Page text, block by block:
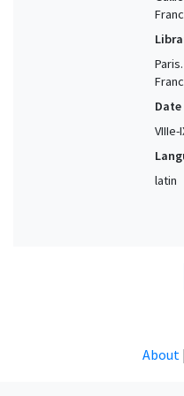
Date
VIIIe-
latin
About |